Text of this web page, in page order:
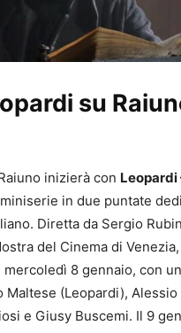
su
inizierà con Leopardi
in due puntate
Diretta da Sergio
del Cinema di
8 gennaio, con
Maltese (Leopardi), Alessio
e Giusy Buscemi. Il 9